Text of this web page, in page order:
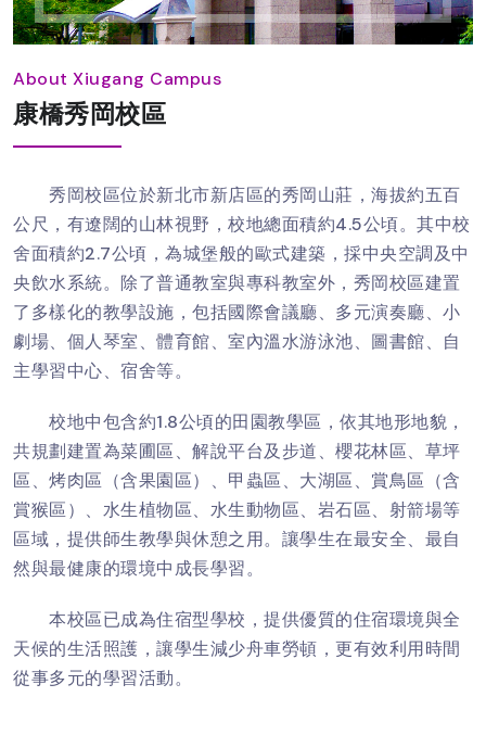
About Xiugang Campus
康橋秀岡校區
秀岡校區位於新北市新店區的秀岡山莊，海拔約五百
公尺，有遼闊的山林視野，校地總面積約4.5公頃。其中校
舍面積約2.7公頃，為城堡般的歐式建築，採中央空調及中
央飲水系統。除了普通教室與專科教室外，秀岡校區建置
了多樣化的教學設施，包括國際會議廳、多元演奏廳、小
劇場、個人琴室、體育館、室內溫水游泳池、圖書館、自
主學習中心、宿舍等。
校地中包含約1.8公頃的田園教學區，依其地形地貌，
共規劃建置為菜圃區、解說平台及步道、櫻花林區、草坪
區、烤肉區（含果園區）、甲蟲區、大湖區、賞鳥區（含
賞猴區）、水生植物區、水生動物區、岩石區、射箭場等
區域，提供師生教學與休憩之用。讓學生在最安全、最自
然與最健康的環境中成長學習。
本校區已成為住宿型學校，提供優質的住宿環境與全
天候的生活照護，讓學生減少舟車勞頓，更有效利用時間
從事多元的學習活動。